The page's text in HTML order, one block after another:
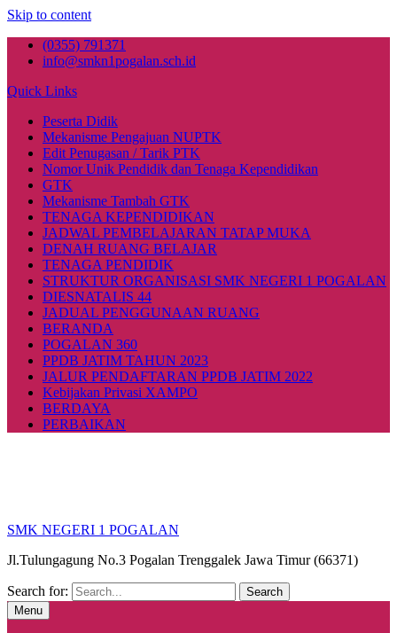
Skip to content
(0355) 791371
info@smkn1pogalan.sch.id
Quick Links
Peserta Didik
Mekanisme Pengajuan NUPTK
Edit Penugasan / Tarik PTK
Nomor Unik Pendidik dan Tenaga Kependidikan
GTK
Mekanisme Tambah GTK
TENAGA KEPENDIDIKAN
JADWAL PEMBELAJARAN TATAP MUKA
DENAH RUANG BELAJAR
TENAGA PENDIDIK
STRUKTUR ORGANISASI SMK NEGERI 1 POGALAN
DIESNATALIS 44
JADUAL PENGGUNAAN RUANG
BERANDA
POGALAN 360
PPDB JATIM TAHUN 2023
JALUR PENDAFTARAN PPDB JATIM 2022
Kebijakan Privasi XAMPO
BERDAYA
PERBAIKAN
SMK NEGERI 1 POGALAN
Jl.Tulungagung No.3 Pogalan Trenggalek Jawa Timur (66371)
Search for:
Menu